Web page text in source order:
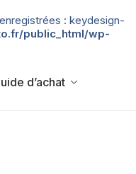
: keydesign-
public_html/wp-
d’achat